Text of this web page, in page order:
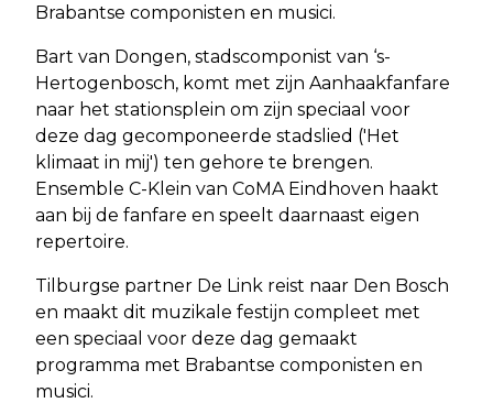
Brabantse componisten en musici.
Bart van Dongen, stadscomponist van ‘s-
Hertogenbosch, komt met zijn Aanhaakfanfare
naar het stationsplein om zijn speciaal voor
deze dag gecomponeerde stadslied ('Het
klimaat in mij') ten gehore te brengen.
Ensemble C-Klein van CoMA Eindhoven haakt
aan bij de fanfare en speelt daarnaast eigen
repertoire.
Tilburgse partner De Link reist naar Den Bosch
en maakt dit muzikale festijn compleet met
een speciaal voor deze dag gemaakt
programma met Brabantse componisten en
musici.